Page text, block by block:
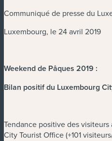
Communiqué de presse du
Luxembourg, le 24 avril 2019
Weekend de Pâques 2019 :
Bilan positif du Luxembourg
Tendance positive des
City Tourist Office (+101